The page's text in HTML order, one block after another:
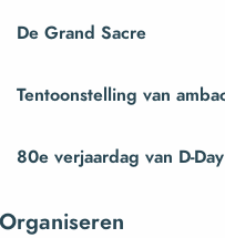
De Grand Sacre
Tentoonstelling van
80e verjaardag van D-Day
Organiseren